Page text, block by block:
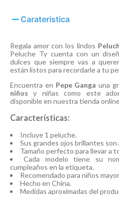
Caraterística
Regala amor con los lindos
Peluche Ty cuenta con un
dulces que siempre vas a
están listos para recordarle a tu
Encuentra en Pepe Ganga una
niños y niñas como este
disponible en nuestra tienda
Características:
Incluye 1 peluche.
Sus grandes ojos brillantes son
Tamaño perfecto para llevar a
Cada modelo tiene su
cumpleaños en la etiqueta.
Recomendado para niños
Hecho en China.
Medidas aproximadas del